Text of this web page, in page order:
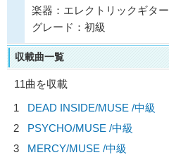
楽器：エレクトリックギター
グレード：初級
収載曲一覧
11曲を収載
1
DEAD INSIDE/MUSE /中級
2
PSYCHO/MUSE /中級
3
MERCY/MUSE /中級